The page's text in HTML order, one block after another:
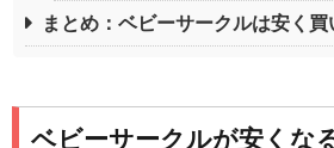
まとめ：ベビーサークルは安く買
ベビーサークルが安くな